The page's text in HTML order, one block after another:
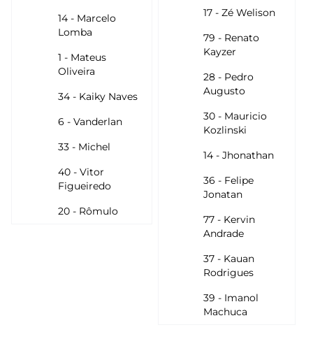
14 - Marcelo
Lomba
1 - Mateus
Oliveira
34 - Kaiky Naves
6 - Vanderlan
33 - Michel
40 - Vitor
Figueiredo
20 - Rômulo
17 - Zé Welison
79 - Renato
Kayzer
28 - Pedro
Augusto
30 - Mauricio
Kozlinski
14 - Jhonathan
36 - Felipe
Jonatan
77 - Kervin
Andrade
37 - Kauan
Rodrigues
39 - Imanol
Machuca